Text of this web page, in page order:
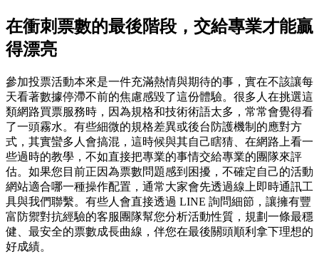
在衝刺票數的最後階段，交給專業才能贏
得漂亮
參加投票活動本來是一件充滿熱情與期待的事，實在不該讓每
天看著數據停滯不前的焦慮感毀了這份體驗。很多人在挑選這
類網路買票服務時，因為規格和技術術語太多，常常會覺得看
了一頭霧水。有些細微的規格差異或後台防護機制的應對方
式，其實蠻多人會搞混，這時候與其自己瞎猜、在網路上看一
些過時的教學，不如直接把專業的事情交給專業的團隊來評
估。如果您目前正因為票數問題感到困擾，不確定自己的活動
網站適合哪一種操作配置，通常大家會先透過線上即時通訊工
具與我們聯繫。有些人會直接透過 LINE 詢問細節，讓擁有豐
富防禦對抗經驗的客服團隊幫您分析活動性質，規劃一條最穩
健、最安全的票數成長曲線，伴您在最後關頭順利拿下理想的
好成績。